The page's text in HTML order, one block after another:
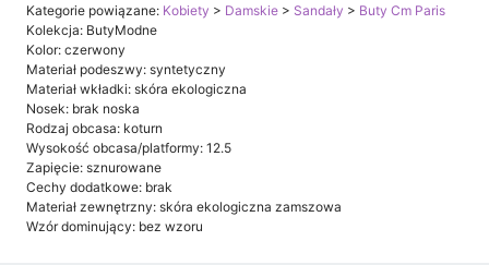
Kategorie powiązane: Kobiety > Damskie > Sandały > Buty Cm Paris
Kolekcja: ButyModne
Kolor: czerwony
Materiał podeszwy: syntetyczny
Materiał wkładki: skóra ekologiczna
Nosek: brak noska
Rodzaj obcasa: koturn
Wysokość obcasa/platformy: 12.5
Zapięcie: sznurowane
Cechy dodatkowe: brak
Materiał zewnętrzny: skóra ekologiczna zamszowa
Wzór dominujący: bez wzoru